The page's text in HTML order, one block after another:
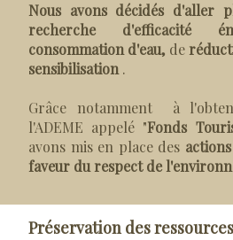
Nous avons décidés d'aller
recherche d'efficacité
consommation d'eau, de
sensibilisation .
Grâce notamment à
l'ADEME appelé "Fonds
avons mis en place des
faveur du respect de
Préservation des